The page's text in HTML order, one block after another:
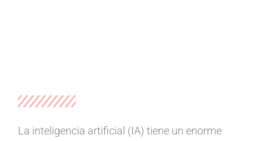
La inteligencia artificial (IA) tiene un enorme